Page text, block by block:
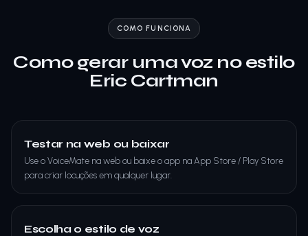
COMO FUNCIONA
Como gerar uma voz no estilo
Eric Cartman
Testar na web ou baixar
Use o VoiceMate na web ou baixe o app na App Store / Play Store
para criar locuções em qualquer lugar.
Escolha o estilo de voz